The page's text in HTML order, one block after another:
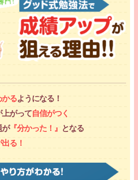
かるようになる！
がって自信がつく
が『分かった！』 となる
る！